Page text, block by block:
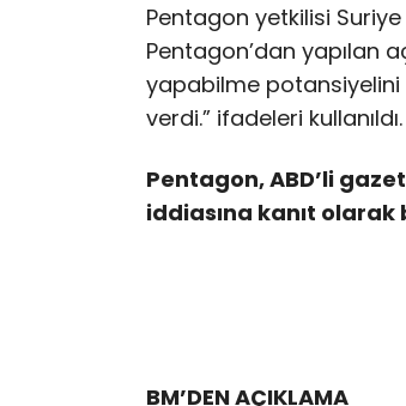
Pentagon yetkilisi
Pentagon’dan yapılan
yapabilme potansiyelini
verdi.” ifadeleri kullanıldı.
Pentagon, ABD’li
iddiasına kanıt
BM’DEN AÇIKLAMA